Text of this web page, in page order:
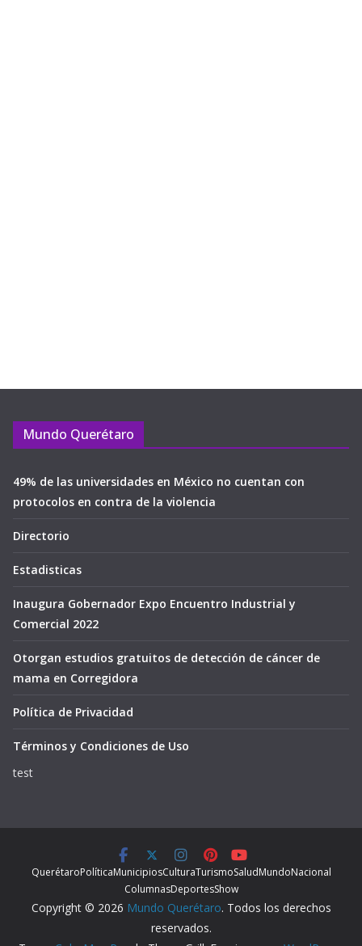
Mundo Querétaro
49% de las universidades en México no cuentan con
protocolos en contra de la violencia
Directorio
Estadisticas
Inaugura Gobernador Expo Encuentro Industrial y
Comercial 2022
Otorgan estudios gratuitos de detección de cáncer de
mama en Corregidora
Política de Privacidad
Términos y Condiciones de Uso
test
QuerétaroPolíticaMunicipiosCulturaTurismoSaludMundoNacional
ColumnasDeportesShow
Copyright © 2026 Mundo Querétaro. Todos los derechos
reservados.